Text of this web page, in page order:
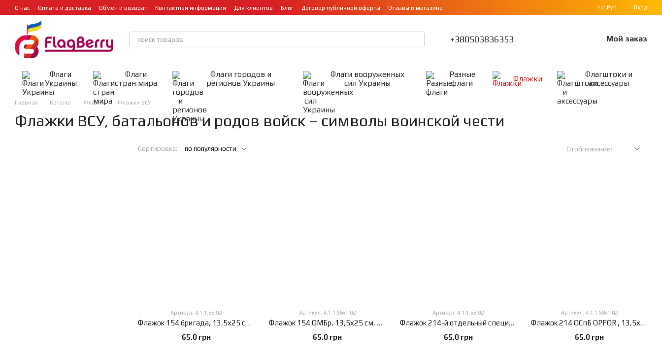
Перейти к основному контенту
О нас Оплата и доставка Обмен и возврат Контактная информация Для клиентов Блог Договор публичной оферты Отзывы о магазине УкрРус Вход
+380503836353 Мой заказ
Флаги
Украины
Флаги
стран мира
Флаги городов и
регионов Украины
Флаги вооруженных
сил Украины
Разные
флаги
Флажки
Флагштоки и
аксессуары
Главная Каталог Флажки Флажки ВСУ
Флажки ВСУ, батальонов и родов войск – символы воинской чести
Сортировка: по популярности Отображение:
Артикул: 4.1.1.56.02
Флажок 154 бригада, 13,5х25 см, атлас плотный, 2-х сторонний, 13,5х25 см., Атлас плотный 150 г/м², Сублимационная печать, 2-х сторонний, Карман под древко слева
65.0 грн
Артикул: 4.1.1.56v1.02
Флажок 154 ОМБр, 13,5х25 см, атлас плотный, 2-х сторонний, 13,5х25 см., Атлас плотный 150 г/м², Сублимационная печать, 2-х сторонний, Карман под древко слева
65.0 грн
Артикул: 4.1.1.58.02
Флажок 214-й отдельный специальный батальон OPFOR, 13,5х25 см, атлас плотный, 2-х сторонний, 13,5х25 см., Атлас плотный 150 г/м², Сублимационная печать, 2-х сторонний, Карман под древко слева
65.0 грн
Артикул: 4.1.1.58v1.02
Флажок 214 ОСпБ OPFOR , 13,5х25 см, атлас плотный, 2-х сторонний, 13,5х25 см., Атлас плотный 150 г/м², Сублимационная печать, 2-х сторонний, Карман под древко слева
65.0 грн